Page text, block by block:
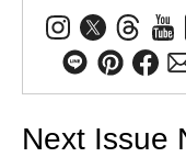
Next Issue